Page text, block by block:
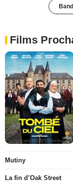
Films
Mutiny
La fin d’Oak Street